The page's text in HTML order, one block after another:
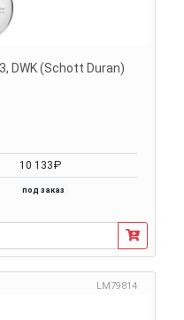
DWK (Schott Duran)
10 133₽
под заказ
LM79814